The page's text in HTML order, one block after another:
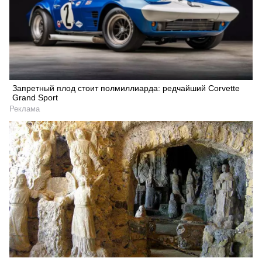
Запретный плод стоит полмиллиарда: редчайший Corvette
Grand Sport
Реклама